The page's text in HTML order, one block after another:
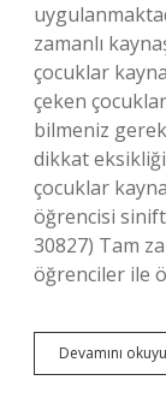
zamanlı
çocuklar
çeken
bilmeniz
dikkat
çocuklar
öğrencisi
30827) Tam
öğrenciler ile
Devamını